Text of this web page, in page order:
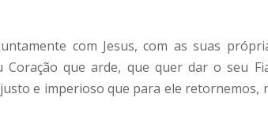
com Jesus, com as suas
que arde, que quer dar o seu
e imperioso que para ele retornemos,